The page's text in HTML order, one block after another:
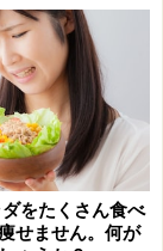
をたくさん食べ
せません。何が